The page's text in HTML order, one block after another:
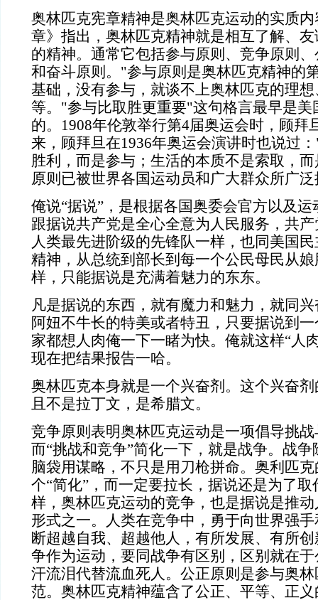
奥林匹克宪章精神是奥林匹克运动的实质
章》指出，奥林匹克精神就是相互了解、
的精神。通常它包括参与原则、竞争原则
和奋斗原则。 "参与原则是奥林匹克精神的
基础，没有参与，就谈不上奥林匹克的理
等。 "参与比取胜更重要"这句格言最早是美
的。 1908年伦敦举行第4届奥运会时，顾拜
来，顾拜旦在1936年奥运会演讲时也说过：
胜利，而是参与；生活的本质不是索取，
原则已被世界各国运动员和广大群众所广
俺说“据说”，是根据各国奥委会官方以及
跟据说共产党是全心全意为人民服务，共
人类最先进阶级的先锋队一样，也同美国
精神，从总统到部长到每一个公民母民从
样，只能据说是充满着魅力的东东。
凡是据说的东西，就有魔力和魅力，就同
阿妞不牛长的特美或者特丑，只要据说到
家都想人肉俺一下一睹为快。俺就这样“人
现在把结果报告一哈。
奥林匹克本身就是一个兴奋剂。这个兴奋剂
且不是拉丁文，是希腊文。
竞争原则表明奥林匹克运动是一项倡导挑
而“挑战和竞争”简化一下，就是战争。战
脑袋用谋略，不只是用刀枪拼命。奥利匹
个“简化”，而一定要拉长，据说还是为了
样，奥林匹克运动的竞争，也是据说是推
形式之一。人类在竞争中，勇于向世界强
断超越自我、超越他人，有所发展、有所
争作为运动，要同战争有区别，区别就在
汗流泪代替流血死人。公正原则是参与奥
范。奥林匹克精神蕴含了公正、平等、正